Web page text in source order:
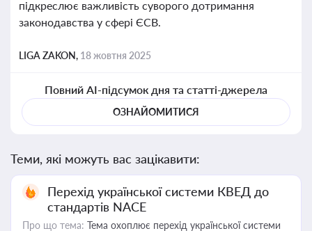
підкреслює важливість суворого дотримання
законодавства у сфері ЄСВ.
LIGA ZAKON, 18 жовтня 2025
Повний AI-підсумок дня та статті-джерела
ОЗНАЙОМИТИСЯ
Теми, які можуть вас зацікавити:
Перехід української системи КВЕД до
стандартів NACE
Про що тема: Тема охоплює перехід української системи